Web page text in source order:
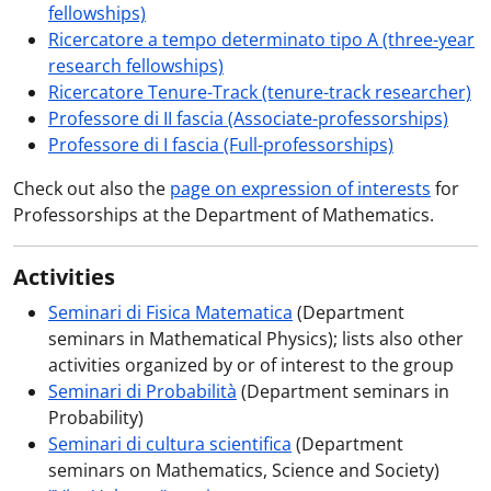
fellowships)
Ricercatore a tempo determinato tipo A (three-year
research fellowships)
Ricercatore Tenure-Track (tenure-track researcher)
Professore di II fascia (Associate-professorships)
Professore di I fascia (Full-professorships)
Check out also the page on expression of interests for
Professorships at the Department of Mathematics.
Activities
Seminari di Fisica Matematica (Department
seminars in Mathematical Physics); lists also other
activities organized by or of interest to the group
Seminari di Probabilità (Department seminars in
Probability)
Seminari di cultura scientifica (Department
seminars on Mathematics, Science and Society)